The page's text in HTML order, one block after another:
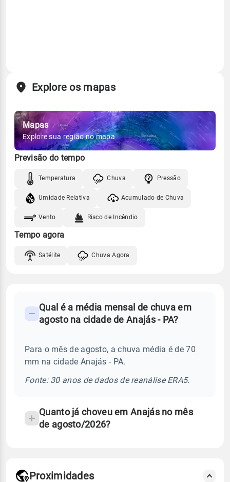
Explore os mapas
Mapas
Explore sua região no mapa
Previsão do tempo
Temperatura Chuva Pressão
Umidade Relativa Acumulado de Chuva
Vento Risco de Incêndio
Tempo agora
Satélite Chuva Agora
Perguntas
sobre
chuva
Qual é a média mensal de chuva em
agosto na cidade de Anajás - PA?
Para o mês de agosto, a chuva média é de 70
mm na cidade Anajás - PA.
Fonte: 30 anos de dados de reanálise ERA5.
Quanto já choveu em Anajás no mês
de agosto/2026?
Proximidades